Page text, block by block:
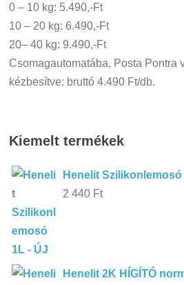
0 – 10 kg: 5.490,-Ft
10 – 20 kg: 6.490,-Ft
20– 40 kg: 9.490,-Ft
Csomagautomatába, Posta Pontra
kézbesítve: bruttó 4.490 Ft/db.
Kiemelt termékek
Henelit Szilikonlemosó
2 440 Ft
Henelit 2K HÍGÍTÓ